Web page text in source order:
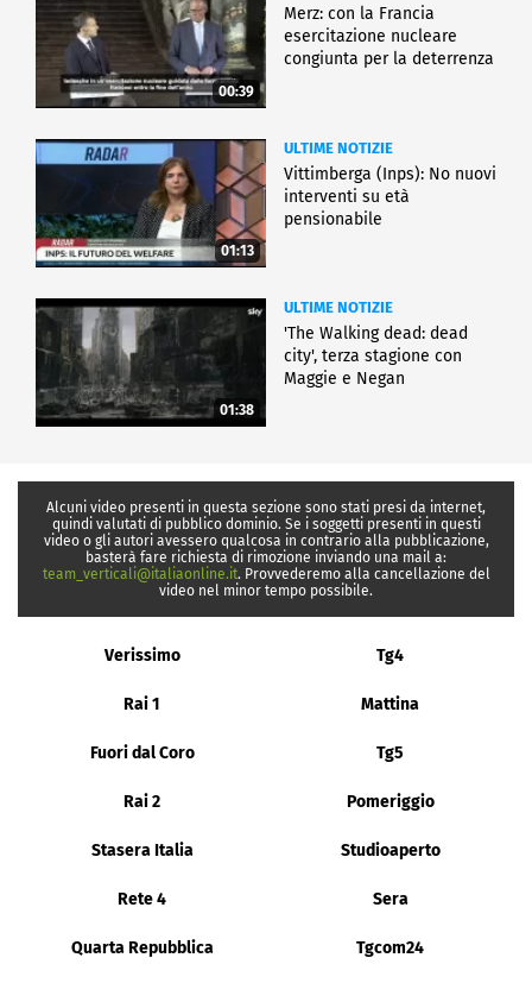
00:39
Merz: con la Francia
esercitazione nucleare
congiunta per la deterrenza
01:13
ULTIME NOTIZIE
Vittimberga (Inps): No nuovi
interventi su età
pensionabile
01:38
ULTIME NOTIZIE
'The Walking dead: dead
city', terza stagione con
Maggie e Negan
Alcuni video presenti in questa sezione sono stati presi da internet,
quindi valutati di pubblico dominio. Se i soggetti presenti in questi
video o gli autori avessero qualcosa in contrario alla pubblicazione,
basterà fare richiesta di rimozione inviando una mail a:
team_verticali@italiaonline.it. Provvederemo alla cancellazione del
video nel minor tempo possibile.
Verissimo Tg4
Rai 1 Mattina
Fuori dal Coro Tg5
Rai 2 Pomeriggio
Stasera Italia Studioaperto
Rete 4 Sera
Quarta Repubblica Tgcom24